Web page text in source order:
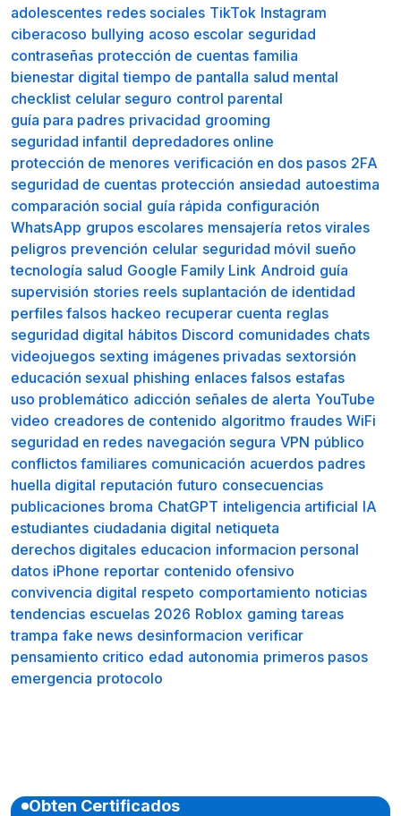
adolescentes redes sociales TikTok Instagram
ciberacoso bullying acoso escolar seguridad
contraseñas protección de cuentas familia
bienestar digital tiempo de pantalla salud mental
checklist celular seguro control parental
guía para padres privacidad grooming
seguridad infantil depredadores online
protección de menores verificación en dos pasos 2FA
seguridad de cuentas protección ansiedad autoestima
comparación social guía rápida configuración
WhatsApp grupos escolares mensajería retos virales
peligros prevención celular seguridad móvil sueño
tecnología salud Google Family Link Android guía
supervisión stories reels suplantación de identidad
perfiles falsos hackeo recuperar cuenta reglas
seguridad digital hábitos Discord comunidades chats
videojuegos sexting imágenes privadas sextorsión
educación sexual phishing enlaces falsos estafas
uso problemático adicción señales de alerta YouTube
video creadores de contenido algoritmo fraudes WiFi
seguridad en redes navegación segura VPN público
conflictos familiares comunicación acuerdos padres
huella digital reputación futuro consecuencias
publicaciones broma ChatGPT inteligencia artificial IA
estudiantes ciudadania digital netiqueta
derechos digitales educacion informacion personal
datos iPhone reportar contenido ofensivo
convivencia digital respeto comportamiento noticias
tendencias escuelas 2026 Roblox gaming tareas
trampa fake news desinformacion verificar
pensamiento critico edad autonomia primeros pasos
emergencia protocolo
Obten Certificados